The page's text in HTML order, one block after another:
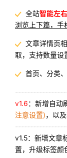
全站智能左
浏览上下篇，手
文章详情页
取，支持数量设
首页、分类
v1.6：新增自动
注意设置)，以
v1.5：新增文章
置，升级标签颜